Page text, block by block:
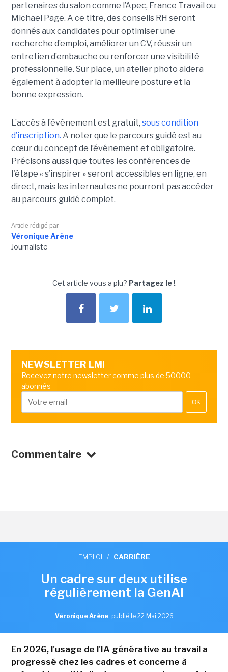
partenaires du salon comme l’Apec, France Travail ou
Michael Page. A ce titre, des conseils RH seront
donnés aux candidates pour optimiser une
recherche d’emploi, améliorer un CV, réussir un
entretien d’embauche ou renforcer une visibilité
professionnelle. Sur place, un atelier photo aidera
également à adopter la meilleure posture et la
bonne expression.
L’accès à l’évènement est gratuit, sous condition
d’inscription. A noter que le parcours guidé est au
cœur du concept de l’événement et obligatoire.
Précisons aussi que toutes les conférences de
l'étape « s’inspirer » seront accessibles en ligne, en
direct, mais les internautes ne pourront pas accéder
au parcours guidé complet.
Article rédigé par
Véronique Arène
Journaliste
Cet article vous a plu? Partagez le !
NEWSLETTER LMI
Recevez notre newsletter comme plus de 50000
abonnés
OK
Commentaire
EMPLOI / CARRIÈRE
Un cadre sur deux utilise
régulièrement la GenAI
Véronique Arène, publié le 22 Mai 2026
En 2026, l'usage de l'IA générative au travail a
progressé chez les cadres et concerne à